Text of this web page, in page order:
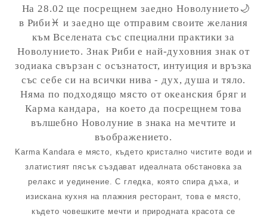
На 28.02 ще посрещнем заедно Новолунието🌙
в Риби♓️ и заедно ще отправим своите желания
към Вселената със специални практики за
Новолунието. Знак Риби е най-духовния знак от
зодиака свързан с осъзнатост, интуиция и връзка
със себе си на всички нива - дух, душа и тяло.
Няма по подходящо място от океанския бряг и
Карма кандара, на което да посрещнем това
вълшебно Новолуние в знака на мечтите и
въображението.
Karma Kandara e място, където кристално чистите води и
златистият пясък създават идеалната обстановка за
релакс и уединение. С гледка, която спира дъха, и
изискана кухня на плажния ресторант, това е място,
където човешките мечти и природната красота се